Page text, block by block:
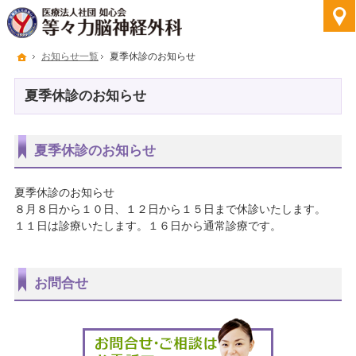
夏季休診のお知らせ
夏季休診のお知らせ
夏季休診のお知らせ
８月８日から１０日、１２日から１５日まで休診いたします。
１１日は診療いたします。１６日から通常診療です。
お問合せ
ホーム
お知らせ一覧 夏季休診のお知らせ